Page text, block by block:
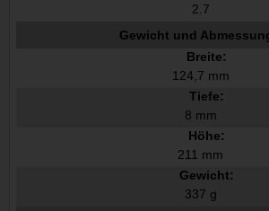
2.7
Gewicht und
Breite:
124,7 mm
Tiefe:
8 mm
Höhe:
211 mm
Gewicht:
337 g